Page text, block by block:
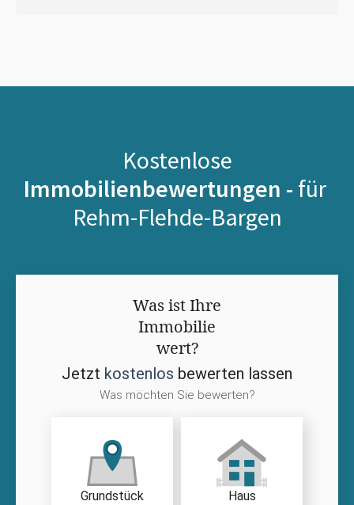
Kostenlose
Immobilienbewertungen - für
Rehm-Flehde-Bargen
Was ist Ihre
Immobilie
wert?
Jetzt kostenlos bewerten lassen
Was möchten Sie bewerten?
Grundstück Haus